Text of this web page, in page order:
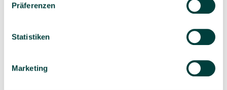
Präferenzen
Statistiken
Marketing
1-3 Werktage Lieferzeit
bei Versand aus dem